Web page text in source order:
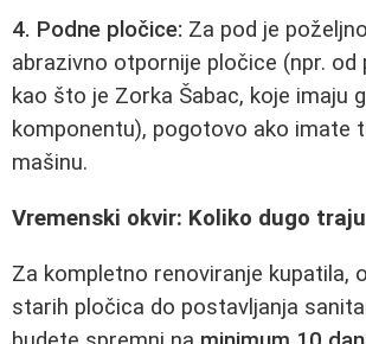
4. Podne pločice: Za pod je
abrazivno otpornije pločice (npr. od
kao što je Zorka Šabac, koje imaju
komponentu), pogotovo ako imate
mašinu.
Vremenski okvir: Koliko dugo
Za kompletno renoviranje kupatila,
starih pločica do postavljanja